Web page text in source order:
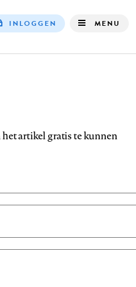
INLOGGEN MENU
artikel gratis te kunnen